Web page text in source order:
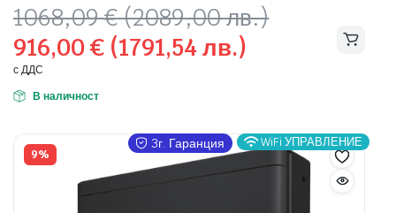
1068,09€(2089,00 лв.)
Original
price
was:
1068,09 €
(2089,00
916,00€(1791,54 лв.)
Текущата
цена
е:
916,00 €
(1791,54
с ДДС
В наличност
9%
3г. Гаранция WiFi УПРАВЛЕНИЕ